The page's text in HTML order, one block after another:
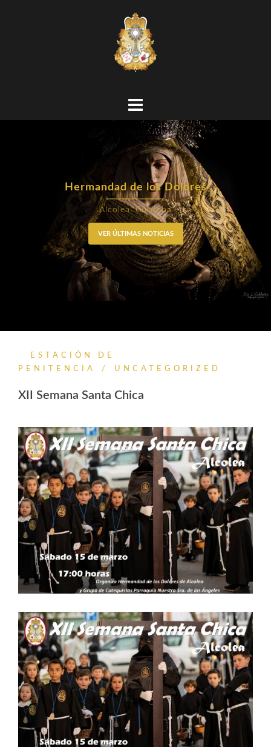
Hermandad de los Dolores
Alcolea, Córdoba
VER ÚLTIMAS NOTICIAS
ESTACIÓN DE
PENITENCIA
UNCATEGORIZED
XII Semana Santa Chica